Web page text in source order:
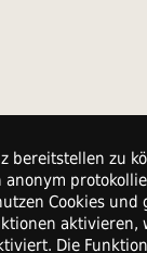
zu
Cookies
Die